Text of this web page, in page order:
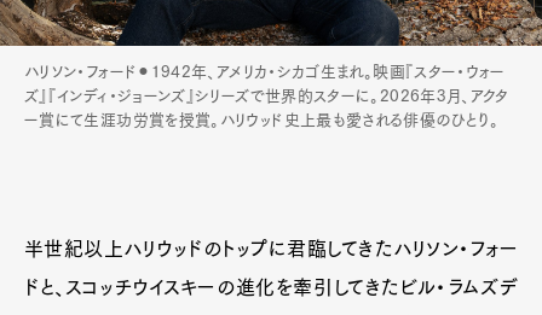
ハリソン・フォード⚫︎1942年、アメリカ・シカゴ生まれ。映画『スター・ウォー
ズ』『インディ・ジョーンズ』シリーズで世界的スターに。2026年3月、アクタ
ー賞にて生涯功労賞を授賞。ハリウッド史上最も愛される俳優のひとり。
半世紀以上ハリウッドのトップに君臨してきたハリソン・フォー
ドと、スコッチウイスキーの進化を牽引してきたビル・ラムズデ